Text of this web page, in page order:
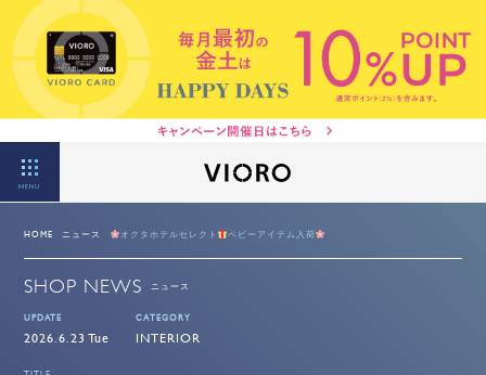
MENU
HOME ニュース オクタホテルセレクト ベビーアイテム入荷
SHOP NEWS ニュース
UPDATE
2026.6.23 Tue
CATEGORY
INTERIOR